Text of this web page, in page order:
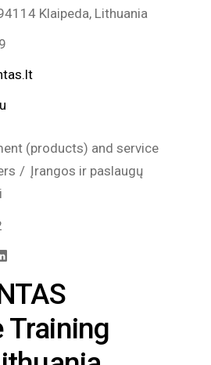
Klaipeda, Lithuania
(products) and service
Įrangos ir paslaugų
Training